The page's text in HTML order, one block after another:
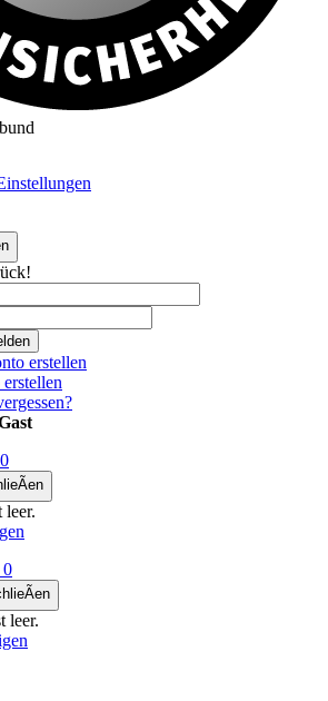
erstellen
0
leer.
0
leer.